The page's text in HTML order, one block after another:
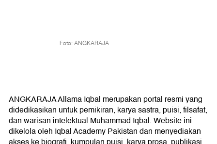
Foto: ANGKARAJA
ANGKARAJA Allama Iqbal merupakan portal resmi yang
didedikasikan untuk pemikiran, karya sastra, puisi, filsafat,
dan warisan intelektual Muhammad Iqbal. Website ini
dikelola oleh Iqbal Academy Pakistan dan menyediakan